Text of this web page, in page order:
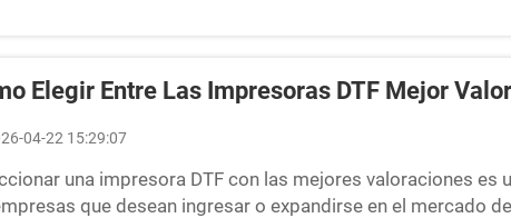
Elegir Entre Las Impresoras DTF Mejor
04-22 15:29:07
una impresora DTF con las mejores valoraciones es
que desean ingresar o expandirse en el mercado